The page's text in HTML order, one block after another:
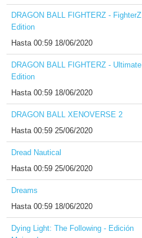
DRAGON BALL FIGHTERZ - FighterZ
Edition
Hasta00:59 18/06/2020
DRAGON BALL FIGHTERZ - Ultimate
Edition
Hasta00:59 18/06/2020
DRAGON BALL XENOVERSE 2
Hasta00:59 25/06/2020
Dread Nautical
Hasta00:59 25/06/2020
Dreams
Hasta00:59 18/06/2020
Dying Light: The Following - Edición